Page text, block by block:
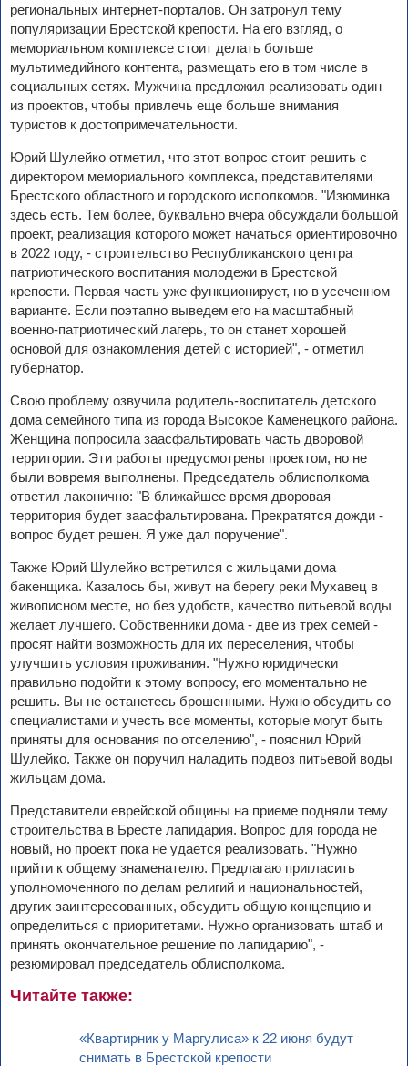
региональных интернет-порталов. Он затронул тему
популяризации Брестской крепости. На его взгляд, о
мемориальном комплексе стоит делать больше
мультимедийного контента, размещать его в том числе в
социальных сетях. Мужчина предложил реализовать один
из проектов, чтобы привлечь еще больше внимания
туристов к достопримечательности.
Юрий Шулейко отметил, что этот вопрос стоит решить с
директором мемориального комплекса, представителями
Брестского областного и городского исполкомов. "Изюминка
здесь есть. Тем более, буквально вчера обсуждали большой
проект, реализация которого может начаться ориентировочно
в 2022 году, - строительство Республиканского центра
патриотического воспитания молодежи в Брестской
крепости. Первая часть уже функционирует, но в усеченном
варианте. Если поэтапно выведем его на масштабный
военно-патриотический лагерь, то он станет хорошей
основой для ознакомления детей с историей", - отметил
губернатор.
Свою проблему озвучила родитель-воспитатель детского
дома семейного типа из города Высокое Каменецкого района.
Женщина попросила заасфальтировать часть дворовой
территории. Эти работы предусмотрены проектом, но не
были вовремя выполнены. Председатель облисполкома
ответил лаконично: "В ближайшее время дворовая
территория будет заасфальтирована. Прекратятся дожди -
вопрос будет решен. Я уже дал поручение".
Также Юрий Шулейко встретился с жильцами дома
бакенщика. Казалось бы, живут на берегу реки Мухавец в
живописном месте, но без удобств, качество питьевой воды
желает лучшего. Собственники дома - две из трех семей -
просят найти возможность для их переселения, чтобы
улучшить условия проживания. "Нужно юридически
правильно подойти к этому вопросу, его моментально не
решить. Вы не останетесь брошенными. Нужно обсудить со
специалистами и учесть все моменты, которые могут быть
приняты для основания по отселению", - пояснил Юрий
Шулейко. Также он поручил наладить подвоз питьевой воды
жильцам дома.
Представители еврейской общины на приеме подняли тему
строительства в Бресте лапидария. Вопрос для города не
новый, но проект пока не удается реализовать. "Нужно
прийти к общему знаменателю. Предлагаю пригласить
уполномоченного по делам религий и национальностей,
других заинтересованных, обсудить общую концепцию и
определиться с приоритетами. Нужно организовать штаб и
принять окончательное решение по лапидарию", -
резюмировал председатель облисполкома.
Читайте также:
«Квартирник у Маргулиса» к 22 июня будут
снимать в Брестской крепости